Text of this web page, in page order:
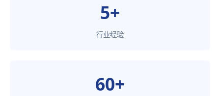
5+
行业经验
60+